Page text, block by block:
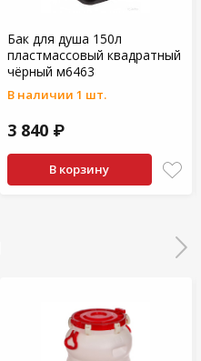
Бак для душа 150л
пластмассовый квадратный
чёрный м6463
В наличии 1 шт.
3 840 ₽
В корзину